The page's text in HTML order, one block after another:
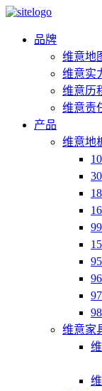
品牌
维意地
维意实
维意历
维意责
产品
维意地
维意家